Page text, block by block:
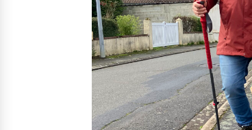
Le magazine du donateur
Nos solutions
Le chien guide d’aveugle
La canne blanche électronique
Le Bemob